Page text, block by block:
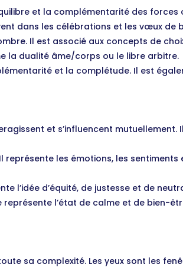
et la complémentarité des forces
dans les célébrations et les vœux de
Il est associé aux concepts de
la dualité âme/corps ou le libre arbitre.
et la complétude. Il est
et s’influencent
les émotions, les
l’idée d’équité, de justesse et de
l’état de calme et de bien-
sa complexité. Les yeux sont les